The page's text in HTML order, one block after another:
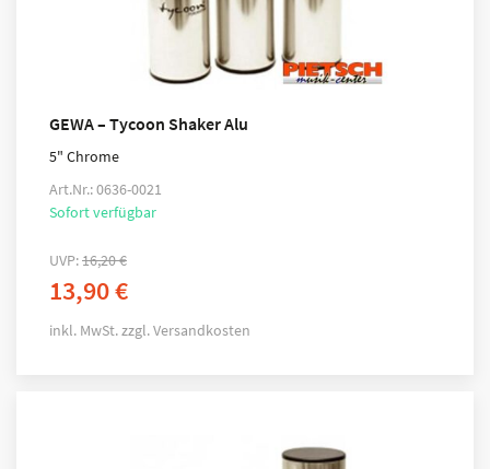
GEWA – Tycoon Shaker Alu
5" Chrome
Art.Nr.: 0636-0021
Sofort verfügbar
UVP:16,20€
13,90€
inkl. MwSt.zzgl.Versandkosten